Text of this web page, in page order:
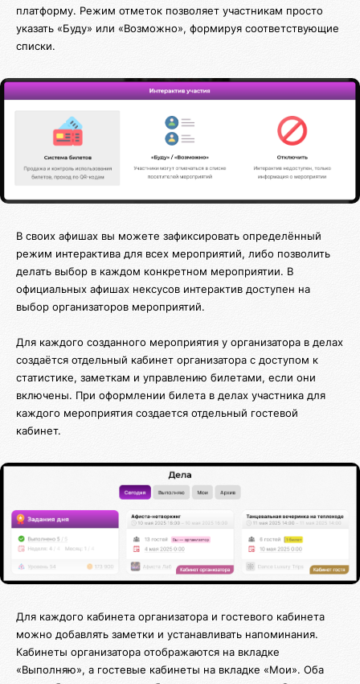
платформу. Режим отметок позволяет участникам просто
указать «Буду» или «Возможно», формируя соответствующие
списки.
В своих афишах вы можете зафиксировать определённый
режим интерактива для всех мероприятий, либо позволить
делать выбор в каждом конкретном мероприятии. В
официальных афишах нексусов интерактив доступен на
выбор организаторов мероприятий.
Для каждого созданного мероприятия у организатора в делах
создаётся отдельный кабинет организатора с доступом к
статистике, заметкам и управлению билетами, если они
включены. При оформлении билета в делах участника для
каждого мероприятия создается отдельный гостевой
кабинет.
Для каждого кабинета организатора и гостевого кабинета
можно добавлять заметки и устанавливать напоминания.
Кабинеты организатора отображаются на вкладке
«Выполняю», а гостевые кабинеты на вкладке «Мои». Оба